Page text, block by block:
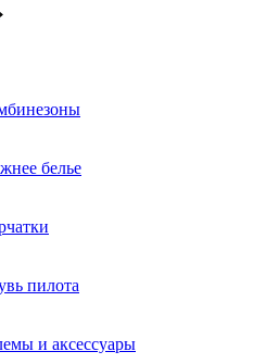
белье
пилота
и аксессуары